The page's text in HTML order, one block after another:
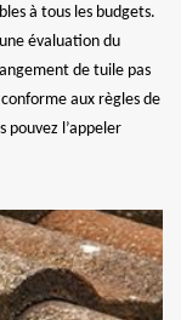
à tous les budgets.
évaluation du
de tuile pas
aux règles de
pouvez l’appeler